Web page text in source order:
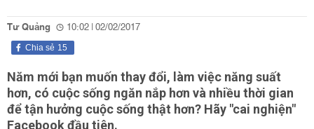
Tư Quảng 10:02 | 02/02/2017
15
Chia sẻ
Năm mới bạn muốn thay đổi, làm việc năng suất
hơn, có cuộc sống ngăn nắp hơn và nhiều thời gian
để tận hưởng cuộc sống thật hơn? Hãy "cai nghiện"
Facebook đầu tiên.